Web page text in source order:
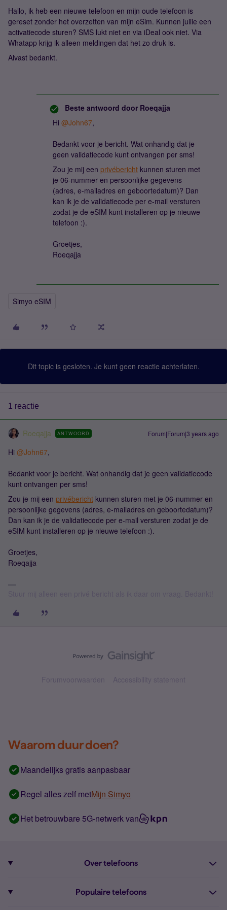
Hallo, ik heb een nieuwe telefoon en mijn oude telefoon is
gereset zonder het overzetten van mijn eSim. Kunnen jullie een
activatiecode sturen? SMS lukt niet en via iDeal ook niet. Via
Whatapp krijg ik alleen meldingen dat het zo druk is.
Alvast bedankt.
Beste antwoord door Roeqajja
Hi @John67,
Bedankt voor je bericht. Wat onhandig dat je
geen validatiecode kunt ontvangen per sms!
Zou je mij een privébericht kunnen sturen met
je 06-nummer en persoonlijke gegevens
(adres, e-mailadres en geboortedatum)? Dan
kan ik je de validatiecode per e-mail versturen
zodat je de eSIM kunt installeren op je nieuwe
telefoon :).
Groetjes,
Roeqajja
Simyo eSIM
Dit topic is gesloten. Je kunt geen reactie achterlaten.
1 reactie
Roeqajja ANTWOORD Forum|Forum|3 years ago
Hi @John67,
Bedankt voor je bericht. Wat onhandig dat je geen validatiecode
kunt ontvangen per sms!
Zou je mij een privébericht kunnen sturen met je 06-nummer en
persoonlijke gegevens (adres, e-mailadres en geboortedatum)?
Dan kan ik je de validatiecode per e-mail versturen zodat je de
eSIM kunt installeren op je nieuwe telefoon :).
Groetjes,
Roeqajja
Forumvoorwaarden Accessibility statement
Waarom duur doen?
Maandelijks gratis aanpasbaar
Regel alles zelf metMijn Simyo
Het betrouwbare 5G-netwerk van
Over telefoons
Populaire telefoons